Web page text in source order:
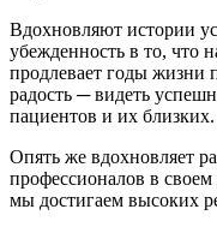
Вдохновляют истории
убежденность в то, что
продлевает годы жизни
радость ─ видеть
пациентов и их близких.
Опять же вдохновляет
профессионалов в своем
мы достигаем высоких